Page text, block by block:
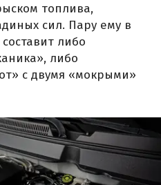
топлива,
сил. Пару ему в
либо
либо
с двумя «мокрыми»